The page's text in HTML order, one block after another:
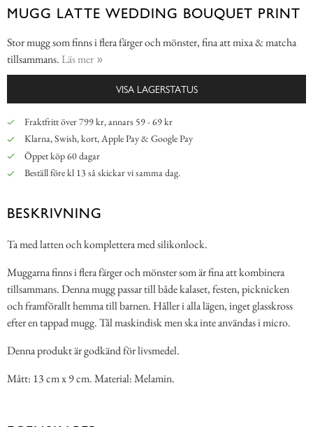
MUGG LATTE WEDDING BOUQUET PRINT
Stor mugg som finns i flera färger och mönster, fina att mixa & matcha
tillsammans. Läs mer
VISA LAGERSTATUS
Fraktfritt över 799 kr, annars 59 - 69 kr
Klarna, Swish, kort, Apple Pay & Google Pay
Öppet köp 60 dagar
Beställ före kl 13 så skickar vi samma dag.
BESKRIVNING
Ta med latten och komplettera med silikonlock.
Muggarna finns i flera färger och mönster som är fina att kombinera
tillsammans. Denna mugg passar till både kalaset, festen, picknicken
och framförallt hemma till barnen. Håller i alla lägen, inget glasskross
efter en tappad mugg. Tål maskindisk men ska inte användas i micro.
Denna produkt är godkänd för livsmedel.
Mått: 13 cm x 9 cm. Material: Melamin.